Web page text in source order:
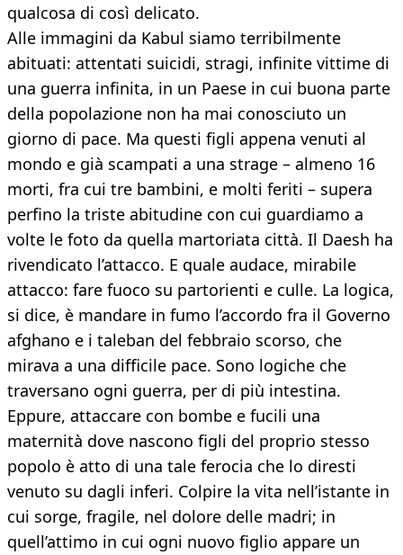
qualcosa di così delicato.
Alle immagini da Kabul siamo terribilmente
abituati: attentati suicidi, stragi, infinite vittime di
una guerra infinita, in un Paese in cui buona parte
della popolazione non ha mai conosciuto un
giorno di pace. Ma questi figli appena venuti al
mondo e già scampati a una strage – almeno 16
morti, fra cui tre bambini, e molti feriti – supera
perfino la triste abitudine con cui guardiamo a
volte le foto da quella martoriata città. Il Daesh ha
rivendicato l’attacco. E quale audace, mirabile
attacco: fare fuoco su partorienti e culle. La logica,
si dice, è mandare in fumo l’accordo fra il Governo
afghano e i taleban del febbraio scorso, che
mirava a una difficile pace. Sono logiche che
traversano ogni guerra, per di più intestina.
Eppure, attaccare con bombe e fucili una
maternità dove nascono figli del proprio stesso
popolo è atto di una tale ferocia che lo diresti
venuto su dagli inferi. Colpire la vita nell’istante in
cui sorge, fragile, nel dolore delle madri; in
quell’attimo in cui ogni nuovo figlio appare un